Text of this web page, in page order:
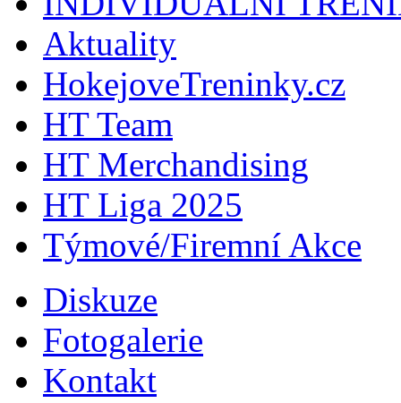
Aktuality
HokejoveTreninky.cz
HT Team
HT Merchandising
HT Liga 2025
Týmové/Firemní Akce
Diskuze
Fotogalerie
Kontakt